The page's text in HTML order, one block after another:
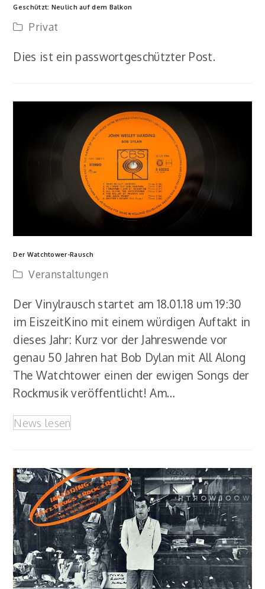
Geschützt: Neulich auf dem Balkon
Privat
Dies ist ein passwortgeschützter Post.
Der Watchtower-Rausch
Veranstaltungen
Der Vinylrausch startet am 18.01.18 um 19:30
im EiszeitKino mit einem würdigen Auftakt in
dieses Jahr: Kurz vor der Jahreswende vor
genau 50 Jahren hat Bob Dylan mit All Along
The Watchtower einen der ewigen Songs der
Rockmusik veröffentlicht! Am…
News lesen